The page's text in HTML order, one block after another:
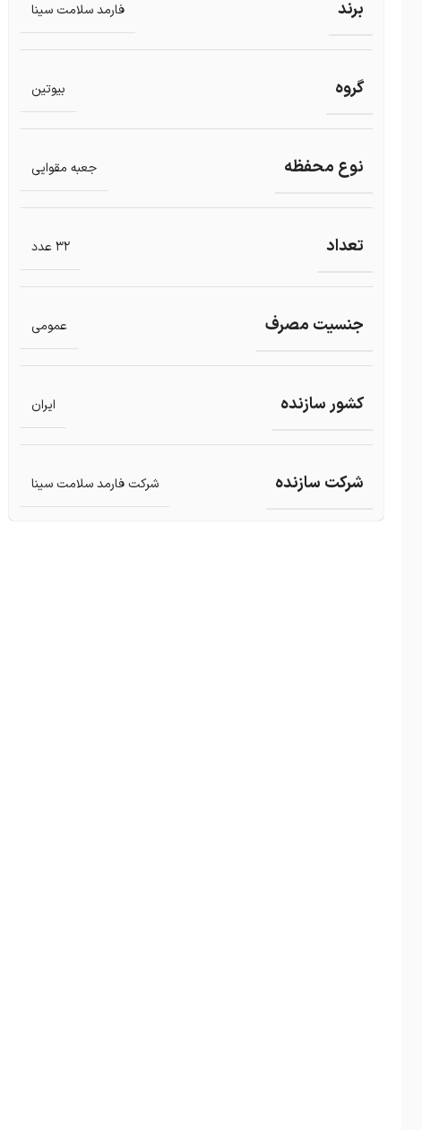
برند فارمد سلامت سینا
گروه بیوتین
نوع محفظه جعبه مقوایی
تعداد 32 عدد
جنسیت مصرف عمومی
کشور سازنده ایران
شرکت سازنده شرکت فارمد سلامت سینا